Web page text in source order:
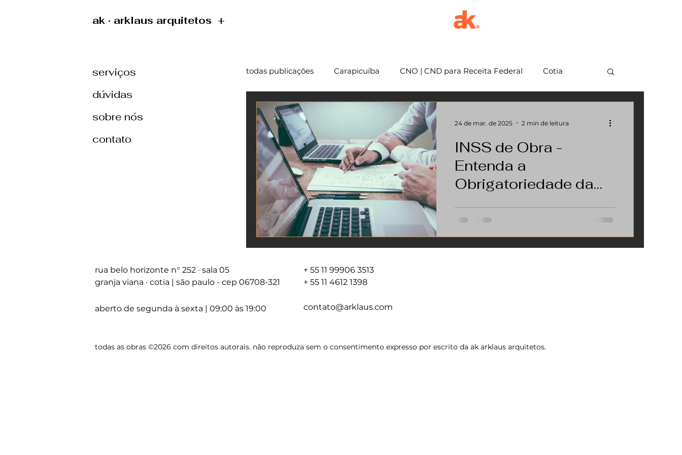
ak · arklaus arquitetos +
todas publicações Carapicuíba CNO | CND para Receita Federal Cotia
Cartório Usucapião Vargem Grande Paulista
Mentoria Embu das Artes
INSS de Obra -
Entenda a
Obrigatoriedade da
em Cartório.
Se você construiu ou reformou sem
declarar ao INSS (CNO/CND) e à Receita
24 de mar. de 2025 2 min de leitura
serviços
dúvidas
sobre nós
contato
rua belo horizonte n° 252 · sala 05
granja viana · cotia | são paulo - cep 06708-321
+ 55 11 99906 3513
+ 55 11 4612 1398
aberto de segunda à sexta | 09:00 às 19:00 contato@arklaus.com
todas as obras ©2026 com direitos autorais. não reproduza sem o consentimento expresso por escrito da ak arklaus arquitetos.